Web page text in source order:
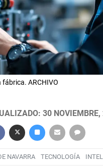
ARCHIVO
30
NAVARRA TECNOLOGÍA